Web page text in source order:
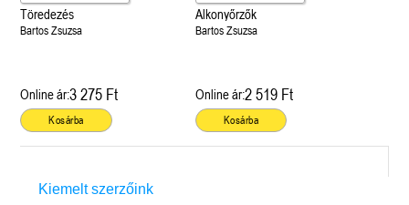
Töredezés
Bartos Zsuzsa
Online ár:3 275 Ft
Kosárba
Alkonyőrzők
Bartos Zsuzsa
Online ár:2 519 Ft
Kosárba
Kiemelt szerzőink